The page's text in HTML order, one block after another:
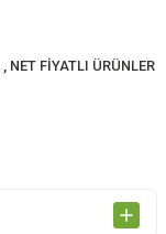
, NET FİYATLI ÜRÜNLER